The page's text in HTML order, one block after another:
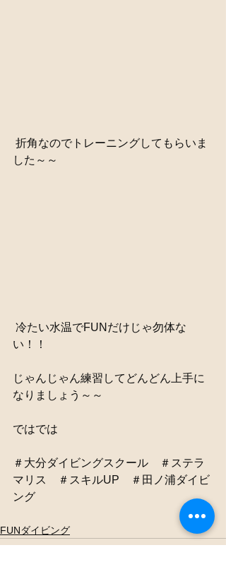
した～～
い！！
じゃんじゃん練習してどんどん上手に
なりましょう～～
ではでは
＃大分ダイビングスクール　＃ステラ
マリス　＃スキルUP　＃田ノ浦ダイビ
ング
FUNダイビング